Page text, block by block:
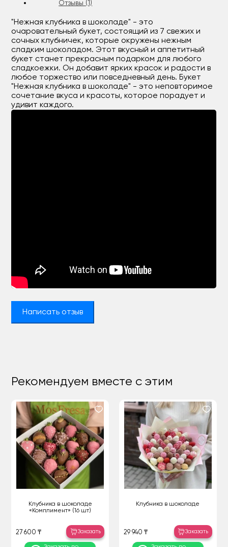
Отзывы (1)
"Нежная клубника в шоколаде" - это
очаровательный букет, состоящий из 7 свежих и
сочных клубничек, которые окружены нежным
сладким шоколадом. Этот вкусный и аппетитный
букет станет прекрасным подарком для любого
сладкоежки. Он добавит ярких красок и радости в
любое торжество или повседневный день. Букет
"Нежная клубника в шоколаде" - это неповторимое
сочетание вкуса и красоты, которое порадует и
удивит каждого.
Написать отзыв
Рекомендуем вместе с этим
Клубника в шоколаде
«Комплимент» (16 шт)
27 600 ₸ Заказать
Клубника в шоколаде
29 940 ₸ Заказать